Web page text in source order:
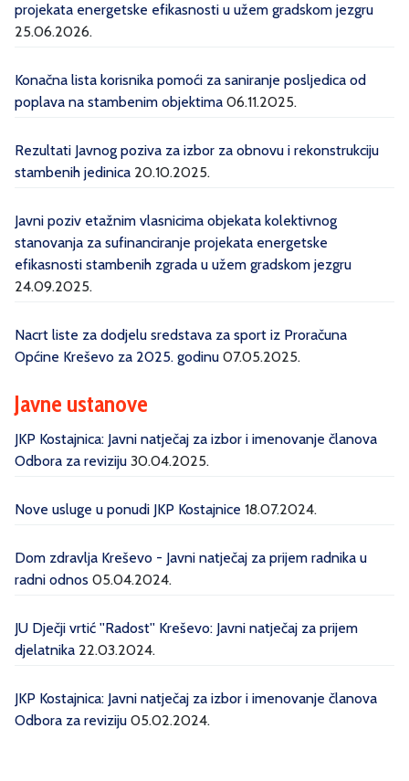
projekata energetske efikasnosti u užem gradskom jezgru
25.06.2026.
Konačna lista korisnika pomoći za saniranje posljedica od
poplava na stambenim objektima 06.11.2025.
Rezultati Javnog poziva za izbor za obnovu i rekonstrukciju
stambenih jedinica 20.10.2025.
Javni poziv etažnim vlasnicima objekata kolektivnog
stanovanja za sufinanciranje projekata energetske
efikasnosti stambenih zgrada u užem gradskom jezgru
24.09.2025.
Nacrt liste za dodjelu sredstava za sport iz Proračuna
Općine Kreševo za 2025. godinu 07.05.2025.
Javne ustanove
JKP Kostajnica: Javni natječaj za izbor i imenovanje članova
Odbora za reviziju 30.04.2025.
Nove usluge u ponudi JKP Kostajnice 18.07.2024.
Dom zdravlja Kreševo - Javni natječaj za prijem radnika u
radni odnos 05.04.2024.
JU Dječji vrtić ''Radost'' Kreševo: Javni natječaj za prijem
djelatnika 22.03.2024.
JKP Kostajnica: Javni natječaj za izbor i imenovanje članova
Odbora za reviziju 05.02.2024.